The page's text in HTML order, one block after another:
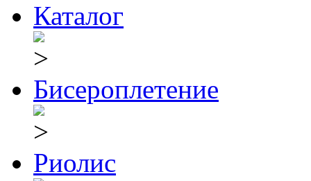
Каталог
Бисероплетение
Риолис